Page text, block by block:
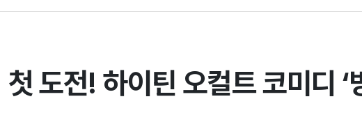
도전! 하이틴 오컬트 코미디 ‘